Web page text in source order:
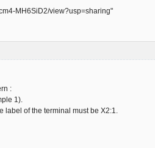
MH6SiD2/view?usp=sharing"
:
1).
of the terminal must be X2:1.